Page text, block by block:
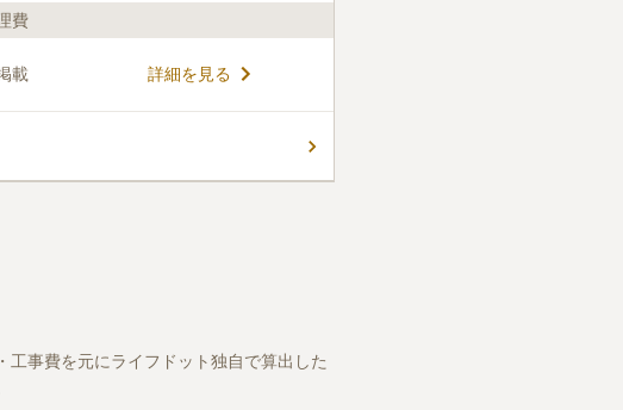
できるお墓です。 手入れも行き届いて
れており、爽やかな気持ちで訪れるこ
対応で参道が広めに設計されていま
の方でもゆったりと安全にお参りする
費
載 詳細を見る
事費を元にライフドット独自で算出した